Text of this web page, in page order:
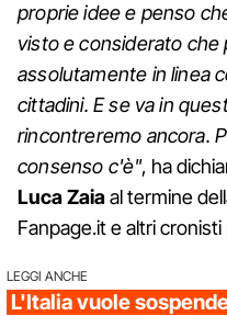
proprie idee e penso
visto e considerato
assolutamente in linea
cittadini. E se va in
rincontreremo ancora.
consenso c'è", ha
Luca Zaiaal termine
Fanpage.it e altri
LEGGI ANCHE
L'Italia vuole